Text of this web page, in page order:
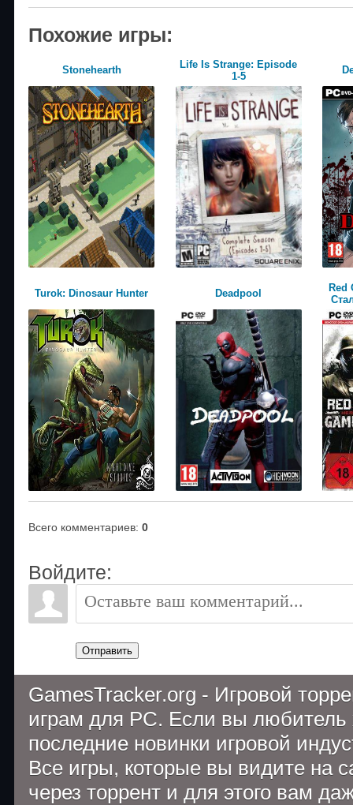
Похожие игры:
Stonehearth
Life Is Strange: Episode
1-5
Turok: Dinosaur Hunter Deadpool
Red
Всего комментариев: 0
Войдите:
Отправить
GamesTracker.org - Игровой
играм для PC. Если вы
последние новинки игровой
Все игры, которые вы видите на
через торрент и для этого вам